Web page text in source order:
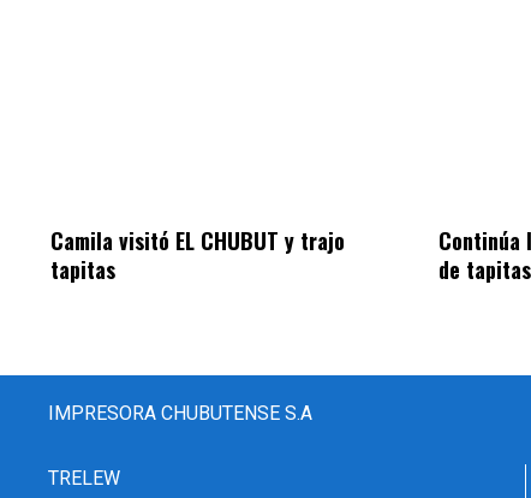
Camila visitó EL CHUBUT y trajo
tapitas
Continúa
de tapitas
IMPRESORA CHUBUTENSE S.A
TRELEW